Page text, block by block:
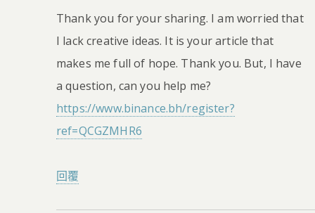
Thank you for your sharing. I am worried that
I lack creative ideas. It is your article that
makes me full of hope. Thank you. But, I have
a question, can you help me?
https://www.binance.bh/register?
ref=QCGZMHR6
回覆